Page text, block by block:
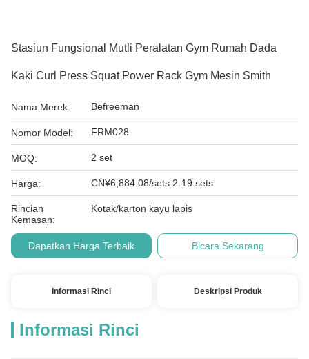
Stasiun Fungsional Mutli Peralatan Gym Rumah Dada
Kaki Curl Press Squat Power Rack Gym Mesin Smith
Nama Merek: Befreeman
Nomor Model: FRM028
MOQ: 2 set
Harga: CN¥6,884.08/sets 2-19 sets
Rincian
Kemasan:
Kotak/karton kayu lapis
Dapatkan Harga Terbaik Bicara Sekarang
Informasi Rinci Deskripsi Produk
Informasi Rinci